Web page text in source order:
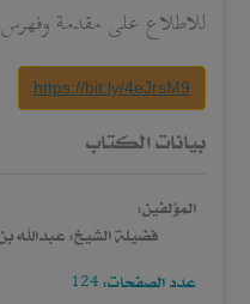
للاطلاع على مقدمة
https://bit.ly/4eJrsM9
بيانات الكتاب
المؤلفين:
فضيلة الشيخ: عبدالله
عدد الصفحات: 124